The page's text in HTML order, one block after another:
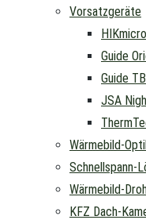
Vorsatzgeräte
Guide
Guide
JSA
Wärmebild-
Schnellspann-
Wärmebild-
KFZ Dach-